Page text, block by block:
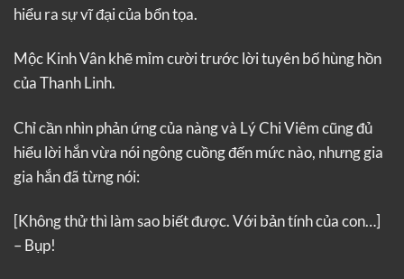
hiểu ra sự vĩ đại của bổn tọa.
Mộc Kinh Vân khẽ mỉm cười trước lời tuyên bố hùng hồn
của Thanh Linh.
Chỉ cần nhìn phản ứng của nàng và Lý Chi Viêm cũng đủ
hiểu lời hắn vừa nói ngông cuồng đến mức nào, nhưng gia
gia hắn đã từng nói:
[Không thử thì làm sao biết được. Với bản tính của con…]
– Bụp!